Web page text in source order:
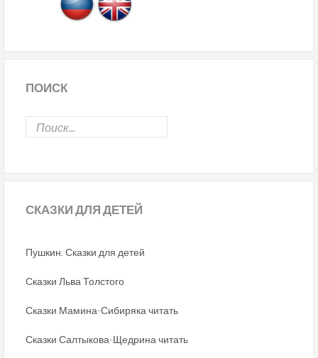
ПОИСК
СКАЗКИДЛЯ ДЕТЕЙ
Пушкин. Сказки для детей
Сказки Льва Толстого
Сказки Мамина-Сибиряка читать
Сказки Салтыкова-Щедрина читать